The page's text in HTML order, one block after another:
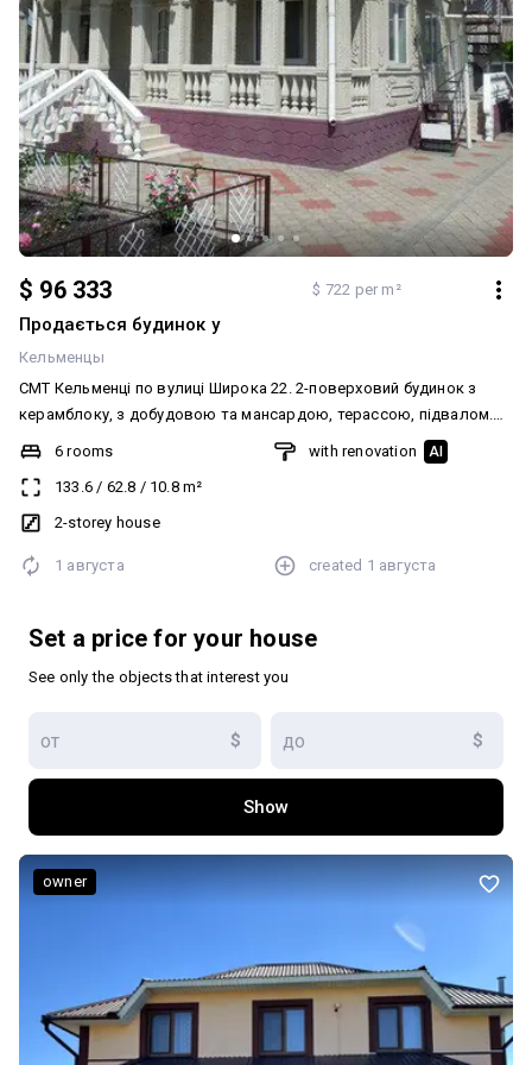
$ 96 333 $ 722 per m²
Продається будинок у
Кельменцы
СМТ Кельменці по вулиці Широка 22. 2-поверховий будинок з
керамблоку, з добудовою та мансардою, терассою, підвалом.
На території також є житловий будиночок з залом, кімнатою,
кухнею, їдальнею і гаражем. А також погріб і сарай. Є сад,
виноградник, квіти і дитячий майданчик з хатинкою і гойдалкою.
Загальна площа земельної ділянки 15 сотих. Меблі й техніка
6 rooms
133.6 / 62.8 / 10.8m²
2-storey house
with renovation AI
1 августа created 1 августа
Set a price for your house
See only the objects that interest you
$ $
Show
owner